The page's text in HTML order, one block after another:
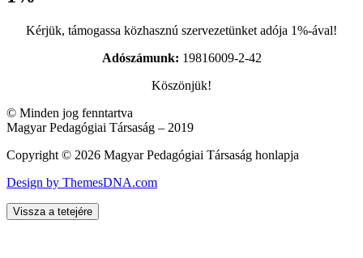
Kérjük, támogassa közhasznú szervezetünket adója 1%-ával!
Adószámunk: 19816009-2-42
Köszönjük!
© Minden jog fenntartva
Magyar Pedagógiai Társaság – 2019
Copyright © 2026 Magyar Pedagógiai Társaság honlapja
Design by ThemesDNA.com
Vissza a tetejére